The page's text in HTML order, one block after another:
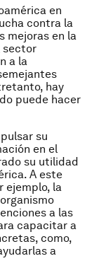
en
contra la
mejoras en la
sector
a la
hay
puede hacer
su
en el
su utilidad
A este
ejemplo, la
a las
capacitar a
como,
a